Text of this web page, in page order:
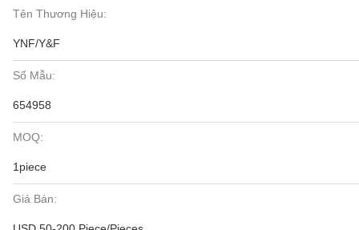
Tên Thương Hiệu:
YNF/Y&F
Số Mẫu:
654958
MOQ:
1piece
Giá Bán: